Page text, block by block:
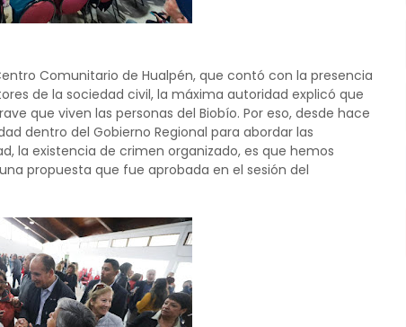
Comunitario de Hualpén, que contó con la presencia
de la sociedad civil, la máxima autoridad explicó que
que viven las personas del Biobío. Por eso, desde hace
dentro del Gobierno Regional para abordar las
la existencia de crimen organizado, es que hemos
propuesta que fue aprobada en el sesión del